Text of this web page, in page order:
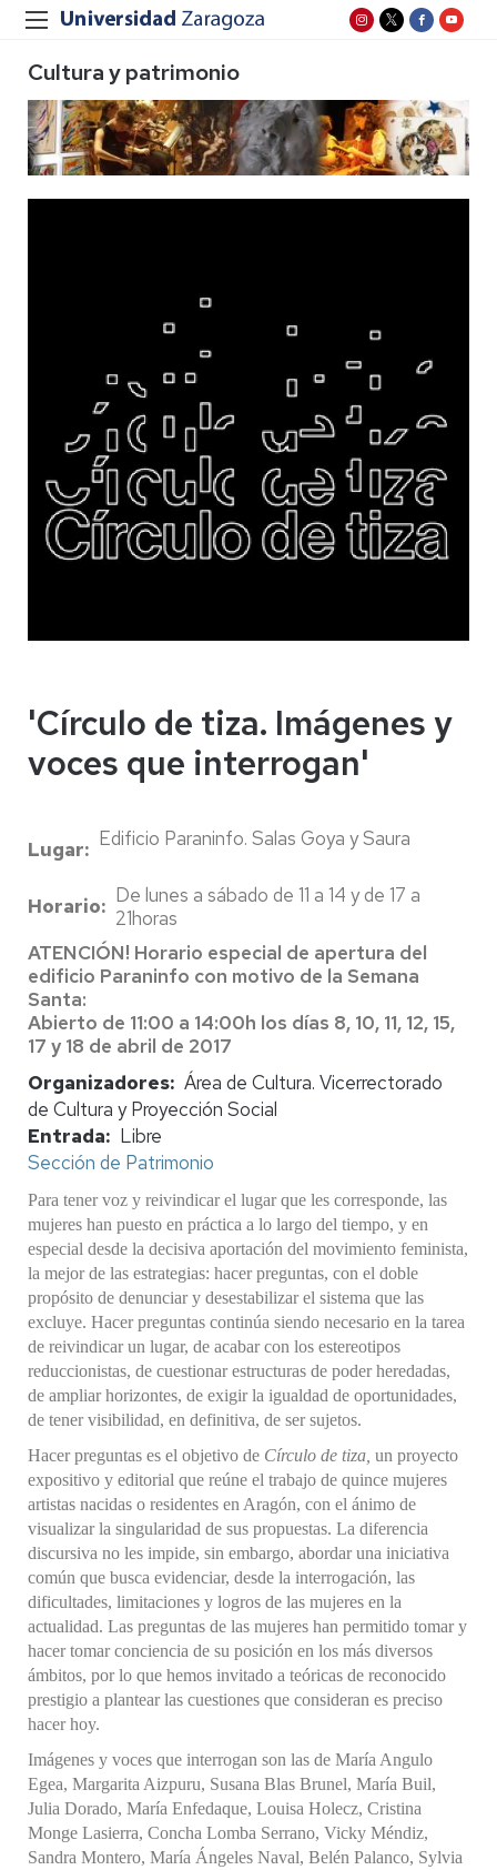
Cultura y patrimonio
'Círculo de tiza. Imágenes y
voces que interrogan'
Lugar Edificio Paraninfo. Salas Goya y Saura
Horario
De lunes a sábado de 11 a 14 y de 17 a
21horas
ATENCIÓN! Horario especial de apertura del
edificio Paraninfo con motivo de la Semana
Santa:
Abierto de 11:00 a 14:00h los días 8, 10, 11, 12, 15,
17 y 18 de abril de 2017
Organizadores Área de Cultura. Vicerrectorado
de Cultura y Proyección Social
Entrada
Libre
Sección de Patrimonio
Para tener voz y reivindicar el lugar que les corresponde, las
mujeres han puesto en práctica a lo largo del tiempo, y en
especial desde la decisiva aportación del movimiento feminista,
la mejor de las estrategias: hacer preguntas, con el doble
propósito de denunciar y desestabilizar el sistema que las
excluye. Hacer preguntas continúa siendo necesario en la tarea
de reivindicar un lugar, de acabar con los estereotipos
reduccionistas, de cuestionar estructuras de poder heredadas,
de ampliar horizontes, de exigir la igualdad de oportunidades,
de tener visibilidad, en definitiva, de ser sujetos.
Hacer preguntas es el objetivo de Círculo de tiza, un proyecto
expositivo y editorial que reúne el trabajo de quince mujeres
artistas nacidas o residentes en Aragón, con el ánimo de
visualizar la singularidad de sus propuestas. La diferencia
discursiva no les impide, sin embargo, abordar una iniciativa
común que busca evidenciar, desde la interrogación, las
dificultades, limitaciones y logros de las mujeres en la
actualidad. Las preguntas de las mujeres han permitido tomar y
hacer tomar conciencia de su posición en los más diversos
ámbitos, por lo que hemos invitado a teóricas de reconocido
prestigio a plantear las cuestiones que consideran es preciso
hacer hoy.
Imágenes y voces que interrogan son las de María Angulo
Egea, Margarita Aizpuru, Susana Blas Brunel, María Buil,
Julia Dorado, María Enfedaque, Louisa Holecz, Cristina
Monge Lasierra, Concha Lomba Serrano, Vicky Méndiz,
Sandra Montero, María Ángeles Naval, Belén Palanco, Sylvia